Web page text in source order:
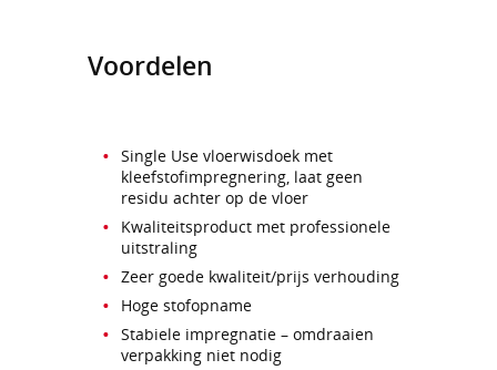
Voordelen
Single Use vloerwisdoek met
kleefstofimpregnering, laat geen
residu achter op de vloer
Kwaliteitsproduct met professionele
uitstraling
Zeer goede kwaliteit/prijs verhouding
Hoge stofopname
Stabiele impregnatie – omdraaien
verpakking niet nodig